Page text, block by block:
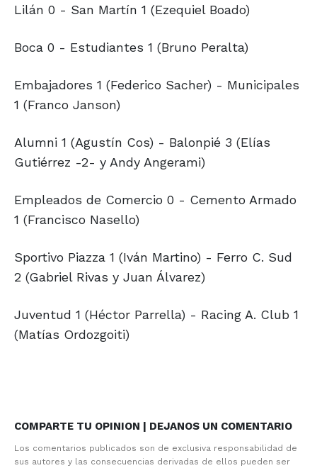
Lilán 0 - San Martín 1 (Ezequiel Boado)
Boca 0 - Estudiantes 1 (Bruno Peralta)
Embajadores 1 (Federico Sacher) - Municipales
1 (Franco Janson)
Alumni 1 (Agustín Cos) - Balonpié 3 (Elías
Gutiérrez -2- y Andy Angerami)
Empleados de Comercio 0 - Cemento Armado
1 (Francisco Nasello)
Sportivo Piazza 1 (Iván Martino) - Ferro C. Sud
2 (Gabriel Rivas y Juan Álvarez)
Juventud 1 (Héctor Parrella) - Racing A. Club 1
(Matías Ordozgoiti)
COMPARTE TU OPINION | DEJANOS UN COMENTARIO
Los comentarios publicados son de exclusiva responsabilidad de
sus autores y las consecuencias derivadas de ellos pueden ser